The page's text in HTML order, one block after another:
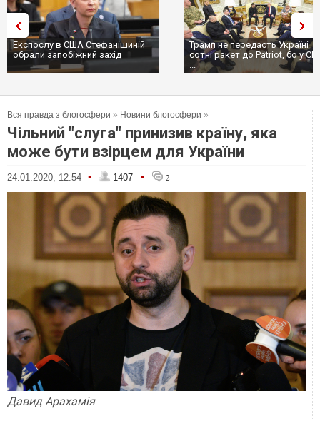
Експослу в США Стефанішиній
обрали запобіжний захід
Трамп не передасть Україні
сотні ракет до Patriot, бо у США
Вся правда з блогосфери » Новини блогосфери »
Чільний "слуга" принизив країну, яка
може бути взірцем для України
24.01.2020, 12:54 • 1407 • 2
Давид Арахамія